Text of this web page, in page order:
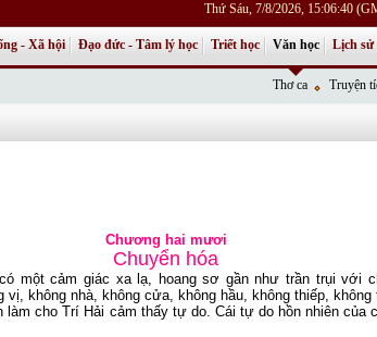
Thứ Sáu, 7/8/2026, 15:06:40
- Xã hội Đạo đức - Tâm lý học Triết học Văn học
Thơ ca Truyện
Lịch sử
Chương hai mươi
Chuyển hóa
một cảm giác xa lạ, hoang sơ gần như trần trụi với
vị, không nhà, không cửa, không hầu, không thiếp,
làm cho Trí Hải cảm thấy tự do. Cái tự do hồn nhiên của